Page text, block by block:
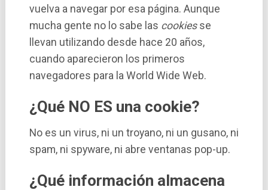
vuelva a navegar por esa página. Aunque
mucha gente no lo sabe las cookiesse
llevan utilizando desde hace 20 años,
cuando aparecieron los primeros
navegadores para la World Wide Web.
¿Qué NO ES una cookie?
No es un virus, ni un troyano, ni un gusano, ni
spam, ni spyware, ni abre ventanas pop-up.
¿Qué información almacena